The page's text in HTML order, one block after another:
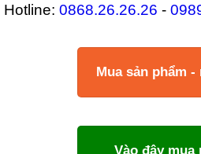
Hotline: 0868.26.26.26 -
Mua sản phẩm -
Vào đây mua